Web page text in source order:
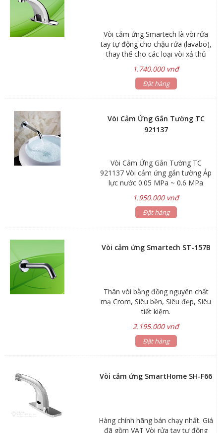
Vòi cảm ứng Smartech là vòi rửa
tay tự động cho chậu rửa (lavabo),
thay thế cho các loại vòi xả thủ
công cộng, nhà hàng, bệnh viện,
trường học,...mang đến sự sang
1.740.000 vnđ
Đặt hàng
Vòi Cảm Ứng Gắn Tường TC
921137
Vòi Cảm Ứng Gắn Tường TC
921137 Vòi cảm ứng gắn tường Áp
lực nước 0.05 MPa ~ 0.6 MPa
phận tự tái tạo năng lượng Điện áp
220V – 50/60Hz / 6V – 4 pin AA
1.950.000 vnđ
Đặt hàng
Vòi cảm ứng Smartech ST-157B
Thân vòi bằng đồng nguyên chất
mạ Crom, Siêu bền, Siêu đẹp, Siêu
tiết kiệm.
2.195.000 vnđ
Đặt hàng
Vòi cảm ứng SmartHome SH-F66
Hàng chính hãng bán chạy nhất. Giá
đã gồm VAT Vòi rửa tay tự động